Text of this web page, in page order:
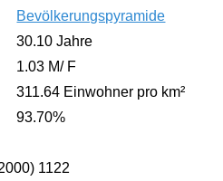
Bevölkerungspyramide
30.10 Jahre
1.03 M/ F
311.64 Einwohner pro km²
93.70%
1122